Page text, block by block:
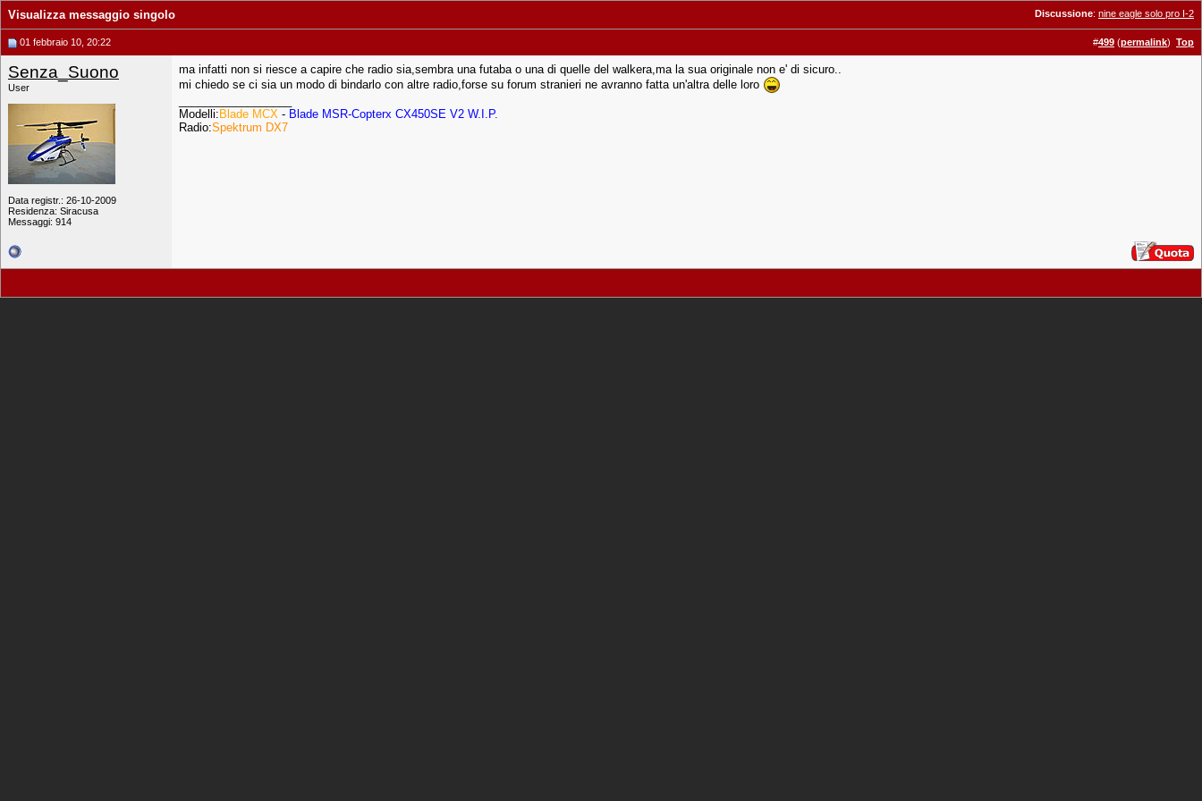
Discussione: nine eagle solo pro I-2
Visualizza messaggio singolo
01 febbraio 10, 20:22 #499 (permalink) Top
Senza_Suono
User
Data registr.: 26-10-2009
Residenza: Siracusa
Messaggi: 914
ma infatti non si riesce a capire che radio sia,sembra una futaba o una di quelle del walkera,ma la sua originale non e' di sicuro..
mi chiedo se ci sia un modo di bindarlo con altre radio,forse su forum stranieri ne avranno fatta un'altra delle loro
Modelli: Blade MCX - Blade MSR-Copterx CX450SE V2 W.I.P.
Radio:Spektrum DX7